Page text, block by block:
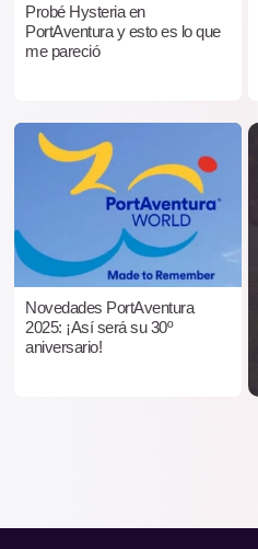
Probé Hysteria en
PortAventura y esto es lo que
me pareció
Novedades PortAventura
2025: ¡Así será su 30º
aniversario!